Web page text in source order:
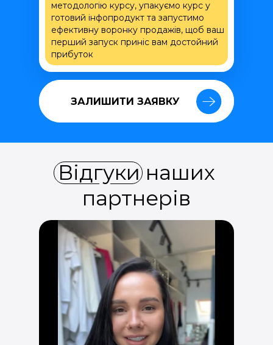
методологію курсу, упакуємо курс у
готовий інфопродукт та запустимо
ефективну воронку продажів, щоб ваш
перший запуск приніс вам достойний
прибуток
ЗАЛИШИТИ ЗАЯВКУ
ЗАЛИШИТИ ЗАЯВКУ
Відгуки наших
партнерів